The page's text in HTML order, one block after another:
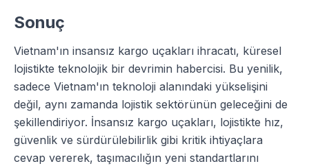
Sonuç
Vietnam'ın insansız kargo uçakları ihracatı, küresel
lojistikte teknolojik bir devrimin habercisi. Bu yenilik,
sadece Vietnam'ın teknoloji alanındaki yükselişini
değil, aynı zamanda lojistik sektörünün geleceğini de
şekillendiriyor. İnsansız kargo uçakları, lojistikte hız,
güvenlik ve sürdürülebilirlik gibi kritik ihtiyaçlara
cevap vererek, taşımacılığın yeni standartlarını